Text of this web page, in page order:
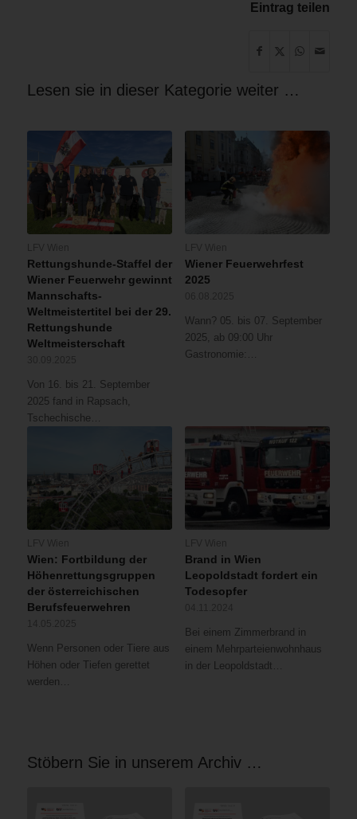
Eintrag teilen
Lesen sie in dieser Kategorie weiter …
Rettungshunde-Staffel der
Wiener Feuerwehr gewinnt
Mannschafts-
Weltmeistertitel bei der 29.
Rettungshunde
Weltmeisterschaft
Von 16. bis 21. September
2025 fand in Rapsach,
Tschechische…
Wiener Feuerwehrfest
2025
Wann? 05. bis 07. September
2025, ab 09:00 Uhr
Gastronomie:…
Wien: Fortbildung der
Höhenrettungsgruppen
der österreichischen
Berufsfeuerwehren
Wenn Personen oder Tiere aus
Höhen oder Tiefen gerettet
werden…
Brand in Wien
Leopoldstadt fordert ein
Todesopfer
Bei einem Zimmerbrand in
einem Mehrparteienwohnhaus
in der Leopoldstadt…
Stöbern Sie in unserem Archiv …